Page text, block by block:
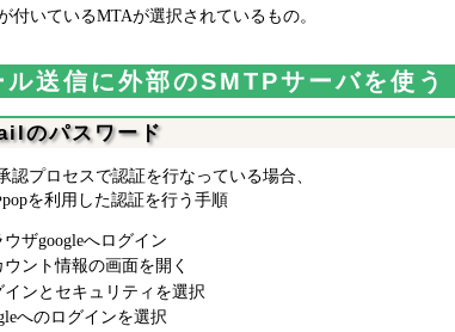
が付いているMTAが選択されているもの。
ル送信に外部のSMTPサーバを使う
のパスワード
認プロセスで認証を行なっている場合、
popを利用した認証を行う手順
ウザgoogleへログイン
ウント情報の画面を開く
インとセキュリティを選択
へのログインを選択